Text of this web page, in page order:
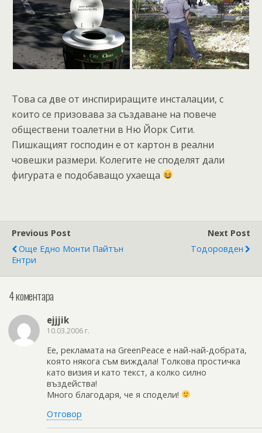
Това са две от инспириращите инсталации, с
които се призовава за създаване на повече
обществени тоалетни в Ню Йорк Сити.
Пишкащият господин е от картон в реални
човешки размери. Колегите не споделят дали
фигурата е подобаващо ухаеща
Previous Post
Още Едно Монти Пайтън
Ентри
Next Post
Тодоровден
4 коментара
ejjjik
10.03.2006 г.
Ее, рекламата на GreenPeace е най-най-добрата,
която някога съм виждала! Толкова простичка
като визия и като текст, а колко силно
въздейства!
Много благодаря, че я сподели!
Отговор